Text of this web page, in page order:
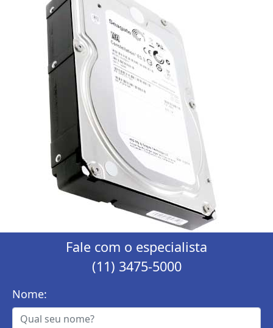
Fale com o especialista
(11) 3475-5000
Nome: